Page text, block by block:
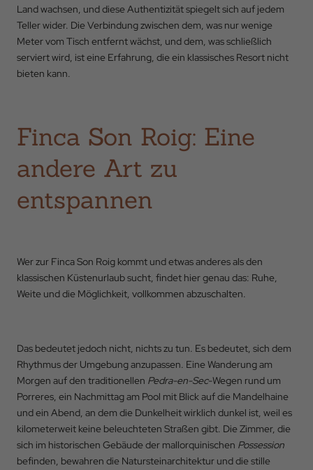
Land wachsen, und diese Authentizität spiegelt sich auf jedem
Teller wider. Die Verbindung zwischen dem, was nur wenige
Meter vom Tisch entfernt wächst, und dem, was schließlich
serviert wird, ist eine Erfahrung, die ein klassisches Resort nicht
bieten kann.
Finca Son Roig: Eine
andere Art zu
entspannen
Wer zur Finca Son Roig kommt und etwas anderes als den
klassischen Küstenurlaub sucht, findet hier genau das: Ruhe,
Weite und die Möglichkeit, vollkommen abzuschalten.
Das bedeutet jedoch nicht, nichts zu tun. Es bedeutet, sich dem
Rhythmus der Umgebung anzupassen. Eine Wanderung am
Morgen auf den traditionellen Pedra-en-Sec-Wegen rund um
Porreres, ein Nachmittag am Pool mit Blick auf die Mandelhaine
und ein Abend, an dem die Dunkelheit wirklich dunkel ist, weil es
kilometerweit keine beleuchteten Straßen gibt. Die Zimmer, die
sich im historischen Gebäude der mallorquinischen Possession
befinden, bewahren die Natursteinarchitektur und die stille